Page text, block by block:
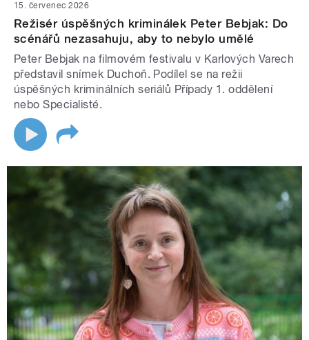
15. červenec 2026
Režisér úspěšných kriminálek Peter Bebjak: Do
scénářů nezasahuju, aby to nebylo umělé
Peter Bebjak na filmovém festivalu v Karlových Varech
představil snímek Duchoň. Podílel se na režii
úspěšných kriminálních seriálů Případy 1. oddělení
nebo Specialisté.